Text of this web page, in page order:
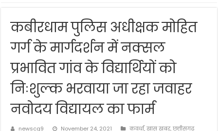
कबीरधाम पुलिस अधीक्षक मोहित
गर्ग के मार्गदर्शन में नक्सल
प्रभावित गांव के विद्यार्थियों को
निःशुल्क भरवाया जा रहा जवाहर
नवोदय विद्यायल का फार्म
newscg9 November 24, 2021 कवर्धा,खास खबर,छत्तीसगढ़